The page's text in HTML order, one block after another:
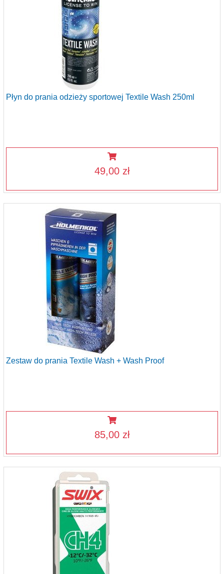
Płyn do prania odzieży sportowej Textile Wash 250ml
49,00 zł
Zestaw do prania Textile Wash + Wash Proof
85,00 zł